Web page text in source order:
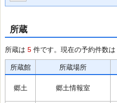
所蔵
所蔵は 5 件です。現在の予約件数は
所蔵館 所蔵場所
郷土 郷土情報室